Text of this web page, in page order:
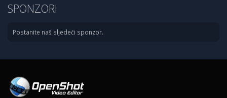
SPONZORI
Postanite naš sljedeći sponzor.